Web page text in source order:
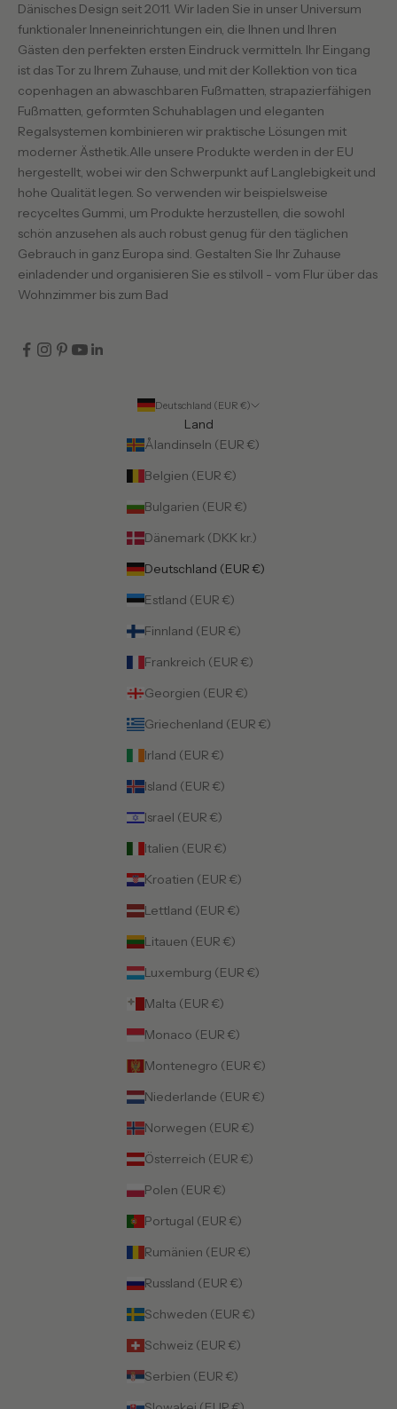
Dänisches Design seit 2011. Wir laden Sie in unser Universum
funktionaler Inneneinrichtungen ein, die Ihnen und Ihren
Gästen den perfekten ersten Eindruck vermitteln. Ihr Eingang
ist das Tor zu Ihrem Zuhause, und mit der Kollektion von tica
copenhagen an abwaschbaren Fußmatten, strapazierfähigen
Fußmatten, geformten Schuhablagen und eleganten
Regalsystemen kombinieren wir praktische Lösungen mit
moderner Ästhetik.Alle unsere Produkte werden in der EU
hergestellt, wobei wir den Schwerpunkt auf Langlebigkeit und
hohe Qualität legen. So verwenden wir beispielsweise
recyceltes Gummi, um Produkte herzustellen, die sowohl
schön anzusehen als auch robust genug für den täglichen
Gebrauch in ganz Europa sind. Gestalten Sie Ihr Zuhause
einladender und organisieren Sie es stilvoll - vom Flur über das
Wohnzimmer bis zum Bad
Deutschland (EUR €)
Land
Ålandinseln (EUR €)
Belgien (EUR €)
Bulgarien (EUR €)
Dänemark (DKK kr.)
Deutschland (EUR €)
Estland (EUR €)
Finnland (EUR €)
Frankreich (EUR €)
Georgien (EUR €)
Griechenland (EUR €)
Irland (EUR €)
Island (EUR €)
Israel (EUR €)
Italien (EUR €)
Kroatien (EUR €)
Lettland (EUR €)
Litauen (EUR €)
Luxemburg (EUR €)
Malta (EUR €)
Monaco (EUR €)
Montenegro (EUR €)
Niederlande (EUR €)
Norwegen (EUR €)
Österreich (EUR €)
Polen (EUR €)
Portugal (EUR €)
Rumänien (EUR €)
Russland (EUR €)
Schweden (EUR €)
Schweiz (EUR €)
Serbien (EUR €)